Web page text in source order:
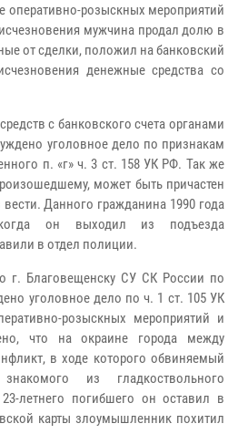
оперативно-розыскных мероприятий
мужчина продал долю в
от сделки, положил на банковский
денежные средства со
с банковского счета органами
уголовное дело по признакам
п. «г» ч. 3 ст. 158 УК РФ. Так же
может быть причастен
Данного гражданина 1990 года
он выходил из подъезда
в отдел полиции.
г. Благовещенску СУ СК России по
уголовное дело по ч. 1 ст. 105 УК
розыскных мероприятий и
что на окраине города между
в ходе которого обвиняемый
из гладкоствольного
летнего погибшего он оставил в
карты злоумышленник похитил